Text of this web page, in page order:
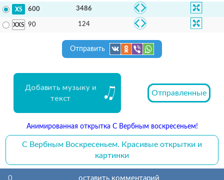
600 3486
90 124
Отправить
Добавить музыку и
текст
Отправленные
Анимированная открытка С Вербным воскресеньем!
С Вербным Воскресеньем. Красивые открытки и
картинки
0 оставить комментарий